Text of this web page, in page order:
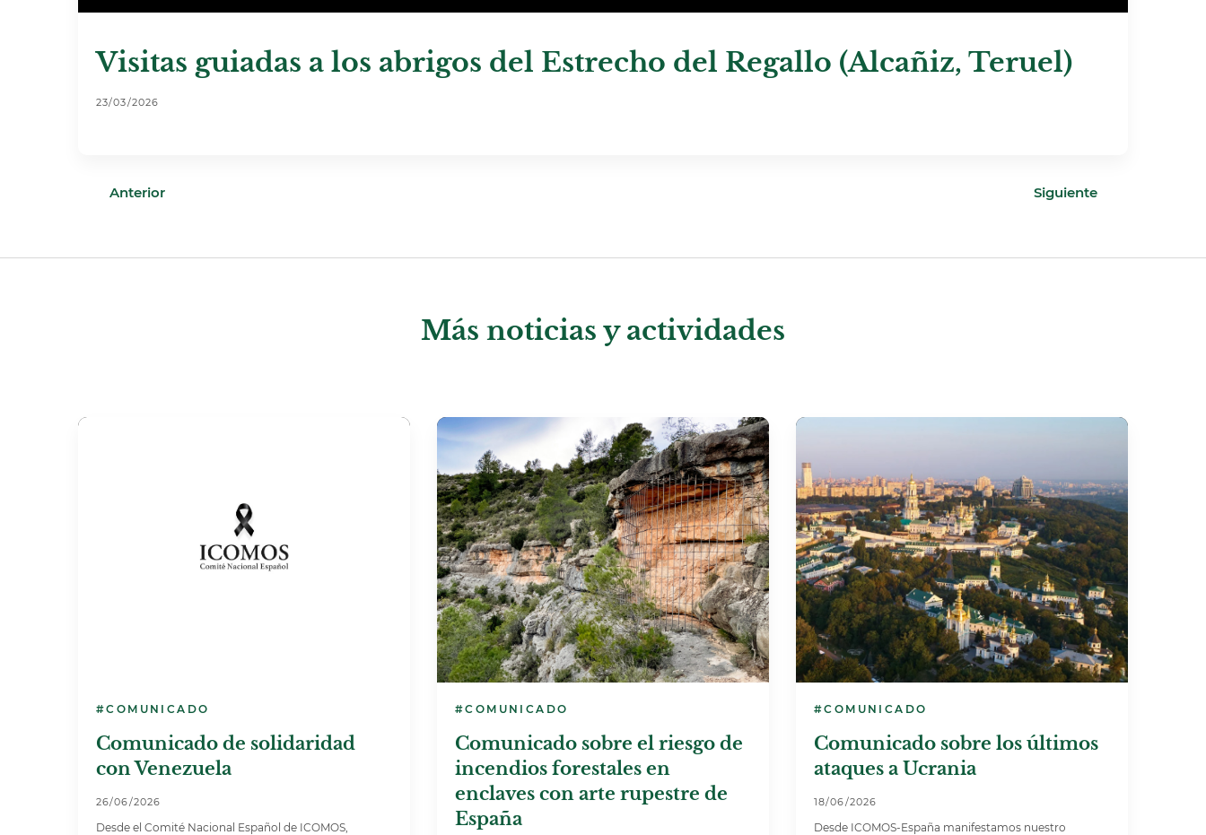
Visitas guiadas a los abrigos del Estrecho del Regallo (Alcañiz, Teruel)
23/03/2026
Anterior Siguiente
Más noticias y actividades
#COMUNICADO
Comunicado de solidaridad
con Venezuela
26/06/2026
Desde el Comité Nacional Español de ICOMOS,
#COMUNICADO
Comunicado sobre el riesgo de
incendios forestales en
enclaves con arte rupestre de
España
#COMUNICADO
Comunicado sobre los últimos
ataques a Ucrania
18/06/2026
Desde ICOMOS-España manifestamos nuestro